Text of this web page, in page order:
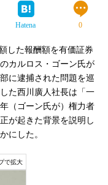
Hatena 0
した報酬額を有価証券
カルロス・ゴーン氏が
に逮捕された問題を巡
た西川廣人社長は「一
（ゴーン氏が）権力者
が起きた背景を説明し
にした。